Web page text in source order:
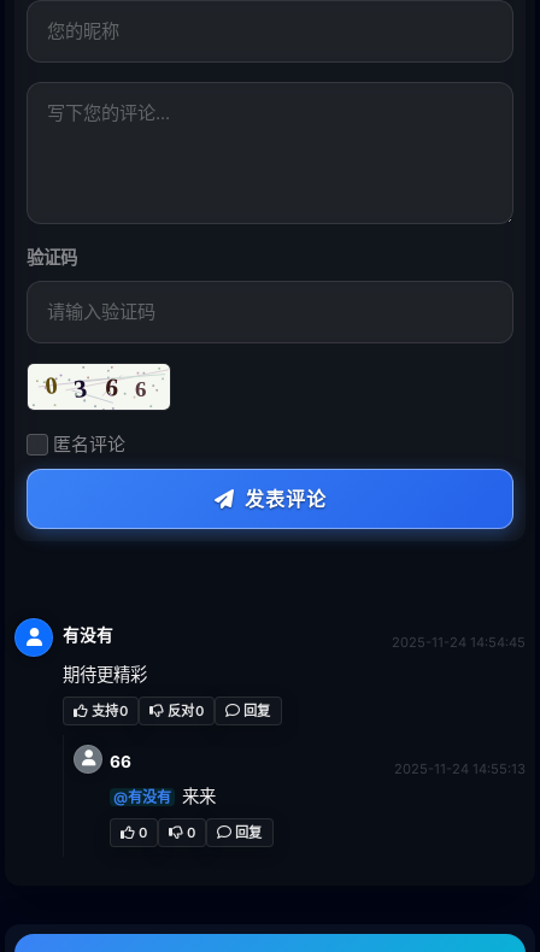
验证码
匿名评论
发表评论
有没有 2025-11-24 14:54:45
期待更精彩
支持0 反对0 回复
66 2025-11-24 14:55:13
@有没有 来来
0 0 回复